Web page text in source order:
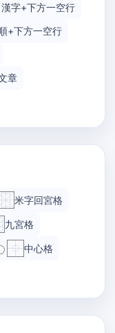
漢字+下方一空行
+下方一空行
章
米字回宮格
九宮格
中心格